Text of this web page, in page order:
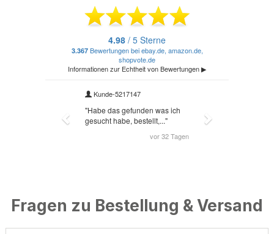
Fragen zu Bestellung & Versand